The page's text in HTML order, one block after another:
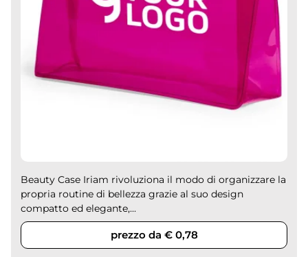
Beauty Case Iriam rivoluziona il modo di organizzare la
propria routine di bellezza grazie al suo design
compatto ed elegante,...
prezzo da € 0,78